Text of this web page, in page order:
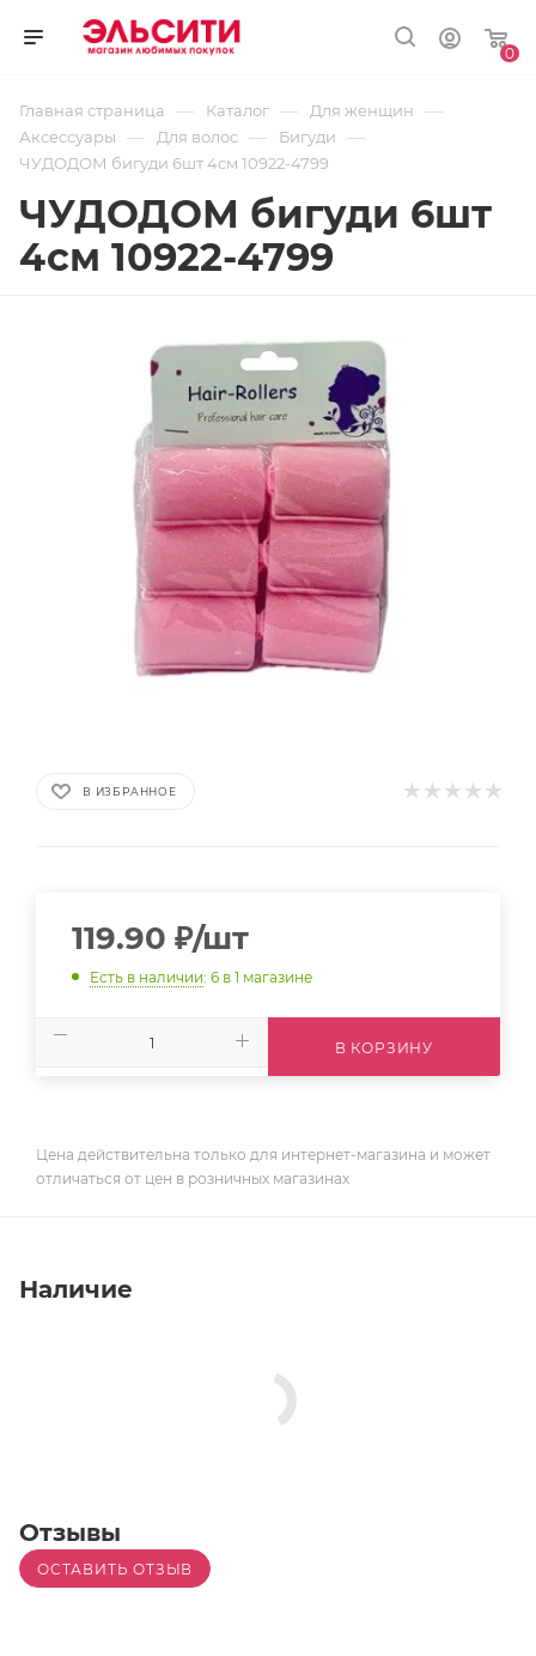
0
Главная страница — Каталог — Для женщин —
Аксессуары — Для волос — Бигуди —
ЧУДОДОМ бигуди 6шт 4см 10922-4799
ЧУДОДОМ бигуди 6шт
4см 10922-4799
В ИЗБРАННОЕ
119.90 ₽/шт
Есть в наличии: 6 в 1 магазине
В КОРЗИНУ
Цена действительна только для интернет-магазина и может
отличаться от цен в розничных магазинах
Наличие
Отзывы
ОСТАВИТЬ ОТЗЫВ